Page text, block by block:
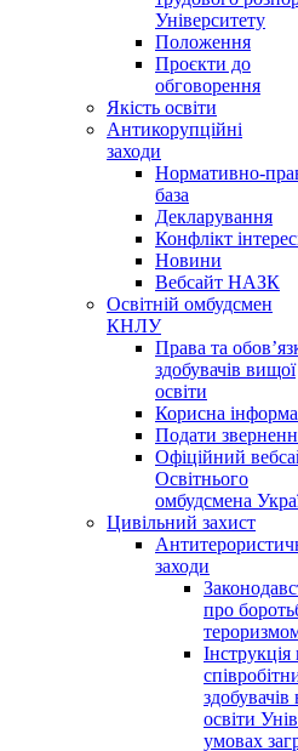
Університету
Положення
Проєкти до
обговорення
Якість освіти
Антикорупційні
заходи
Нормативно-
база
Декларування
Конфлікт
Новини
Вебсайт НАЗК
Освітній омбудсмен
КНЛУ
Права та
здобувачів вищої
освіти
Корисна
Подати
Офіційний
Освітнього
омбудсмена
Цивільний захист
заходи
про
освіти
умовах